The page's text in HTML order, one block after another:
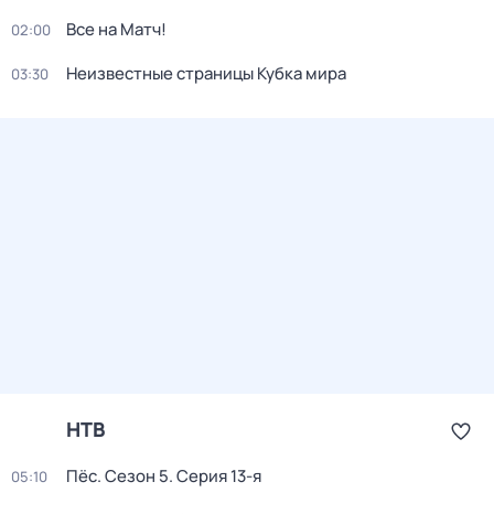
02:00 Все на Матч!
03:30 Неизвестные страницы Кубка мира
НТВ
05:10 Пёс. Сезон 5. Серия 13-я